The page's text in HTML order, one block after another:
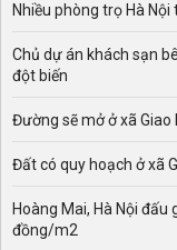
Nhiều phòng trọ Hà Nội
Chủ dự án khách sạn
đột biến
Đường sẽ mở ở xã Giao
Đất có quy hoạch ở xã
Hoàng Mai, Hà Nội
đồng/m2